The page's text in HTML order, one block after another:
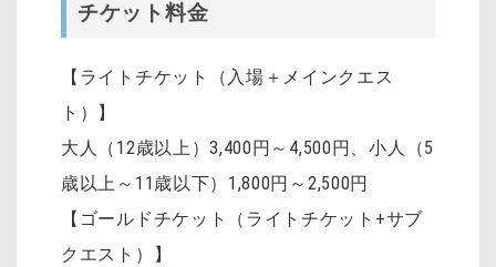
チケット料金
【ライトチケット（入場＋メインクエス
ト）】
大人（12歳以上）3,400円～4,500円 、小人（5
歳以上～11歳以下）1,800円～2,500円
【ゴールドチケット（ライトチケット+サブ
クエスト）】